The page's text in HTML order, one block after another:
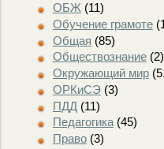
ОБЖ (11)
Обучение грамоте
Общая (85)
Обществознание(2)
Окружающий мир
ОРКиСЭ(3)
ПДД (11)
Педагогика(45)
Право(3)